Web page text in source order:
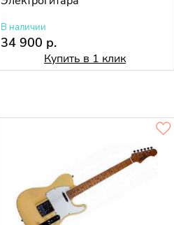
В наличии
34 900 р.
Купить в 1 клик